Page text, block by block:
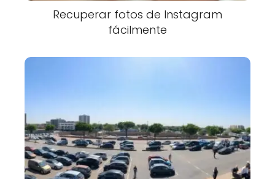
Recuperar fotos de Instagram
fácilmente